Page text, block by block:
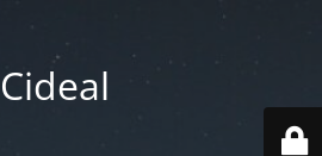
Cideal